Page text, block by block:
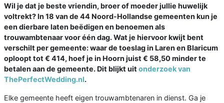
Wil je dat je beste vriendin, broer of moeder jullie huwelijk
voltrekt? In 18 van de 44 Noord-Hollandse gemeenten kun je
een dierbare laten beëdigen en benoemen als
trouwambtenaar voor één dag. Wat je hiervoor kwijt bent
verschilt per gemeente: waar de toeslag in Laren en Blaricum
oploopt tot € 414, hoef je in Hoorn juist € 58,50 minder te
betalen aan de gemeente. Dit blijkt uit onderzoek van
ThePerfectWedding.nl.
Elke gemeente heeft eigen trouwambtenaren in dienst. Ga je